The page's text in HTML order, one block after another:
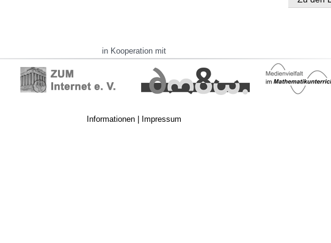
in Kooperation mit
Informationen| Impressum